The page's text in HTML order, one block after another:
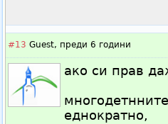
#13 Guest, преди 6 години
ако си прав
еднократно,